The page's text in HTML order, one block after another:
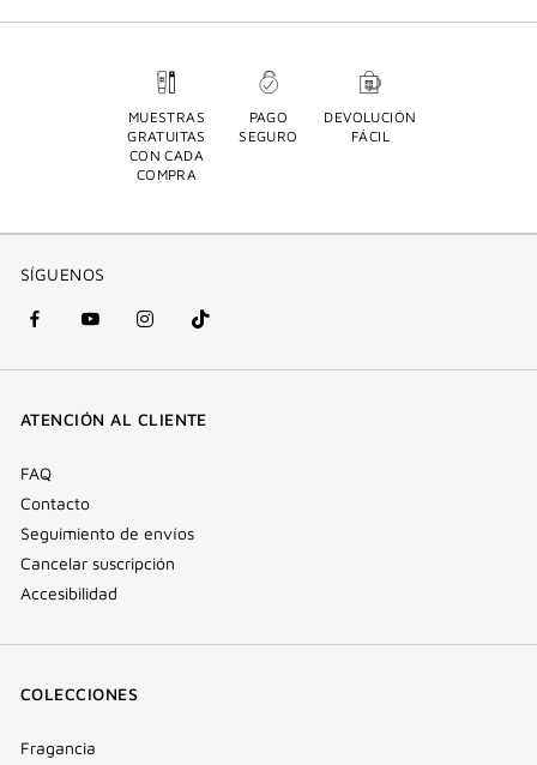
MUESTRAS
GRATUITAS
CON CADA
COMPRA
PAGO
SEGURO
DEVOLUCIÓN
FÁCIL
SÍGUENOS
Facebook
(nueva
YouTube
(nueva
Instagram
(nueva
Tik
Tok
ventana)
ATENCIÓN AL CLIENTE
FAQ
Contacto
Seguimiento de envíos
Cancelar suscripción
Accesibilidad
COLECCIONES
Fragancia